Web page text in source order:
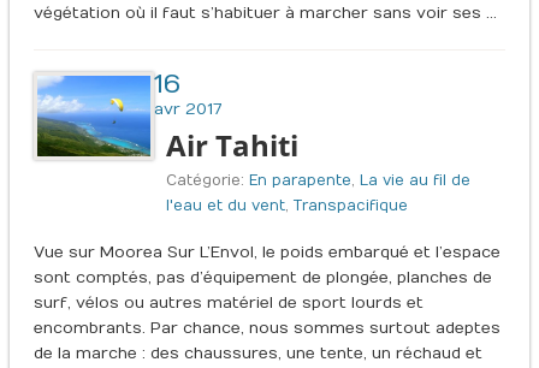
végétation où il faut s’habituer à marcher sans voir ses …
16
avr 2017
Air Tahiti
Catégorie: En parapente, La vie au fil de
l'eau et du vent,Transpacifique
Vue sur Moorea Sur L’Envol, le poids embarqué et l’espace
sont comptés, pas d’équipement de plongée, planches de
surf, vélos ou autres matériel de sport lourds et
encombrants. Par chance, nous sommes surtout adeptes
de la marche : des chaussures, une tente, un réchaud et